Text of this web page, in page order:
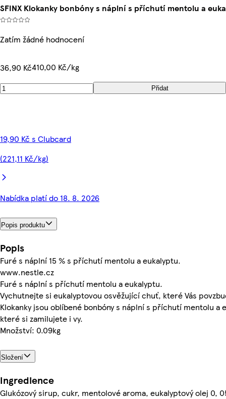
SFINX Klokanky bonbóny s náplní s příchutí mentolu a
Zatím žádné hodnocení
36,90 Kč410,00 Kč/kg
Přidat
19,90 Kč s Clubcard
(221,11 Kč/kg)
Nabídka platí do 18. 8. 2026
Popis produktu
Popis
Furé s náplní 15 % s příchutí mentolu a eukalyptu.
www.nestle.cz
Furé s náplní s příchutí mentolu a eukalyptu.
Vychutnejte si eukalyptovou osvěžující chuť, které Vás
Klokanky jsou oblíbené bonbóny s náplní s příchutí mentolu a
které si zamilujete i vy.
Množství: 0.09kg
Složení
Ingredience
Glukózový sirup, cukr, mentolové aroma, eukalyptový olej 0,